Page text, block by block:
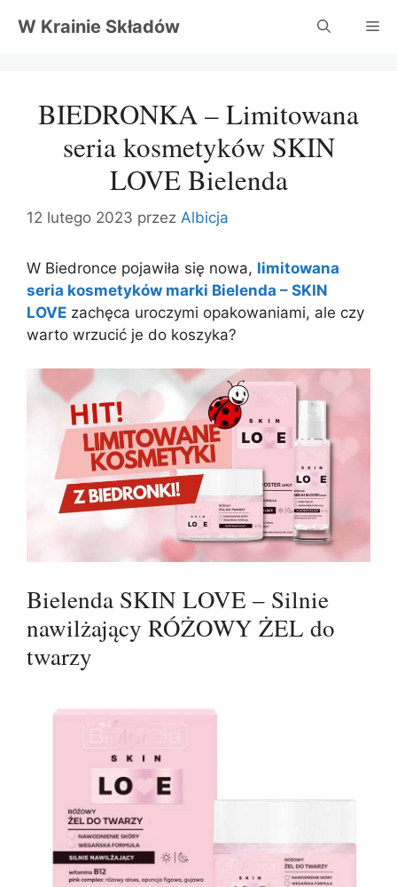
W Krainie Składów
BIEDRONKA – Limitowana
seria kosmetyków SKIN
LOVE Bielenda
12 lutego 2023 przez Albicja
W Biedronce pojawiła się nowa, limitowana
seria kosmetyków marki Bielenda – SKIN
LOVE zachęca uroczymi opakowaniami, ale czy
warto wrzucić je do koszyka?
Bielenda SKIN LOVE – Silnie
nawilżający RÓŻOWY ŻEL do
twarzy